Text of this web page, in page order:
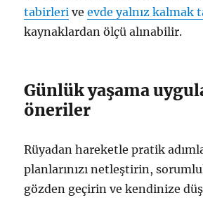
tabirleri veevde yalnız kalmak
kaynaklardan ölçü alınabilir.
Günlük yaşama
öneriler
Rüyadan hareketle pratik
planlarınızı netleştirin,
gözden geçirin ve kendinize